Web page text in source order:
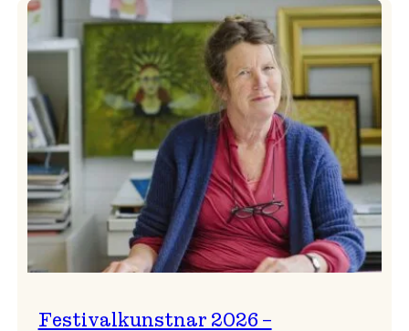
frå
Frøydis
Festivalkunstnar 2026 –